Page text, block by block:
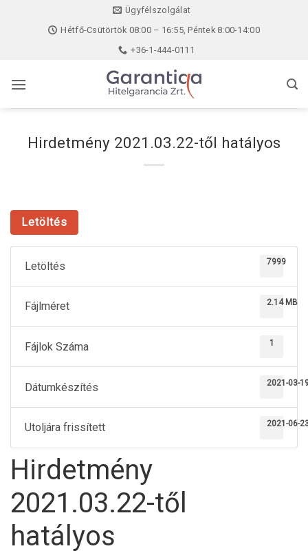
Ügyfélszolgálat
Hétfő-Csütörtök 08:00 – 16:55, Péntek 8:00-14:00
+36-1-444-0111
Hirdetmény 2021.03.22-től hatályos
Letöltés
Letöltés 7999
Fájlméret 2.14 MB
Fájlok Száma 1
Dátumkészítés 2021-03-
Utoljára frissített 2021-06-
Hirdetmény
2021.03.22-től
hatályos